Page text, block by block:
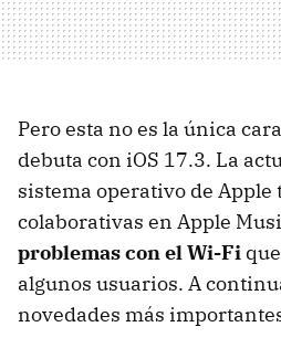
Pero esta no es la única
debuta con iOS 17.3. La
sistema operativo de Apple
colaborativas en Apple
problemas con el Wi-Fi
algunos usuarios. A
novedades más